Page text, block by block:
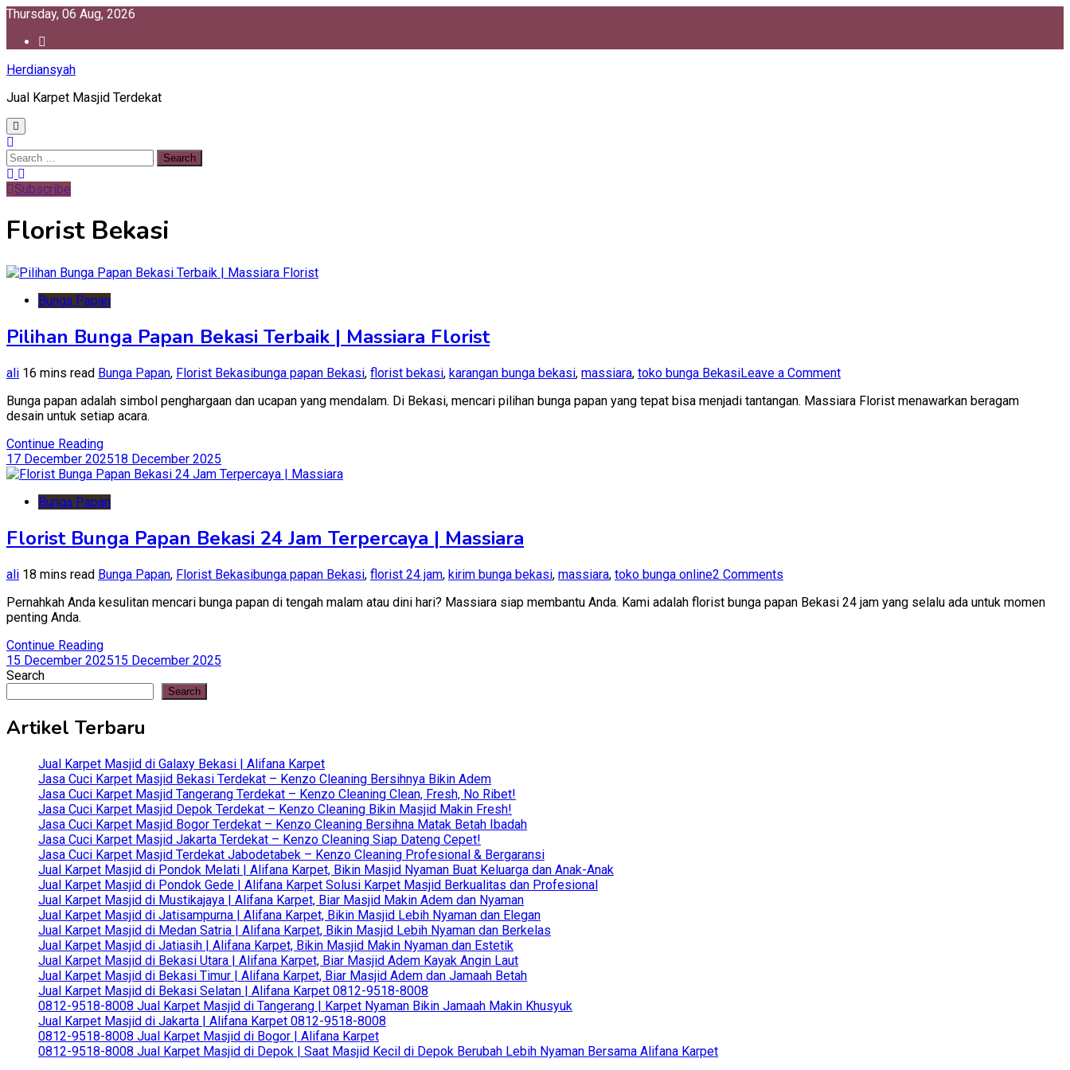
Skip
content
Thursday, 06 Aug, 2026
Herdiansyah
Jual Karpet Masjid Terdekat
Search
for:
Subscribe
Florist Bekasi
Bunga Papan
Pilihan Bunga Papan Bekasi Terbaik | Massiara Florist
ali 16 mins read Bunga Papan, Florist Bekasibunga papan Bekasi, florist bekasi, karangan bunga bekasi, massiara, toko bunga BekasiLeave a Commenton
Bunga
Bunga papan adalah simbol penghargaan dan ucapan yang mendalam. Di Bekasi, mencari pilihan bunga papan yang tepat bisa menjadi tantangan. Massiara Florist menawarkan beragam
desain untuk setiap acara.
Continue Reading
17 December 202518 December 2025
Bunga Papan
Florist Bunga Papan Bekasi 24 Jam Terpercaya | Massiara
ali 18 mins read Bunga Papan, Florist Bekasibunga papan Bekasi, florist 24 jam, kirim bunga bekasi, massiara, toko bunga online2 Comments
Bunga
Pernahkah Anda kesulitan mencari bunga papan di tengah malam atau dini hari? Massiara siap membantu Anda. Kami adalah florist bunga papan Bekasi 24 jam yang selalu ada untuk momen
penting Anda.
Continue Reading
15 December 202515 December 2025
Search
Search
Artikel Terbaru
Jual Karpet Masjid di Galaxy Bekasi | Alifana Karpet
Jasa Cuci Karpet Masjid Bekasi Terdekat – Kenzo Cleaning Bersihnya Bikin Adem
Jasa Cuci Karpet Masjid Tangerang Terdekat – Kenzo Cleaning Clean, Fresh, No Ribet!
Jasa Cuci Karpet Masjid Depok Terdekat – Kenzo Cleaning Bikin Masjid Makin Fresh!
Jasa Cuci Karpet Masjid Bogor Terdekat – Kenzo Cleaning Bersihna Matak Betah Ibadah
Jasa Cuci Karpet Masjid Jakarta Terdekat – Kenzo Cleaning Siap Dateng Cepet!
Jasa Cuci Karpet Masjid Terdekat Jabodetabek – Kenzo Cleaning Profesional & Bergaransi
Jual Karpet Masjid di Pondok Melati | Alifana Karpet, Bikin Masjid Nyaman Buat Keluarga dan Anak-Anak
Jual Karpet Masjid di Pondok Gede | Alifana Karpet Solusi Karpet Masjid Berkualitas dan Profesional
Jual Karpet Masjid di Mustikajaya | Alifana Karpet, Biar Masjid Makin Adem dan Nyaman
Jual Karpet Masjid di Jatisampurna | Alifana Karpet, Bikin Masjid Lebih Nyaman dan Elegan
Jual Karpet Masjid di Medan Satria | Alifana Karpet, Bikin Masjid Lebih Nyaman dan Berkelas
Jual Karpet Masjid di Jatiasih | Alifana Karpet, Bikin Masjid Makin Nyaman dan Estetik
Jual Karpet Masjid di Bekasi Utara | Alifana Karpet, Biar Masjid Adem Kayak Angin Laut
Jual Karpet Masjid di Bekasi Timur | Alifana Karpet, Biar Masjid Adem dan Jamaah Betah
Jual Karpet Masjid di Bekasi Selatan | Alifana Karpet 0812-9518-8008
0812-9518-8008 Jual Karpet Masjid di Tangerang | Karpet Nyaman Bikin Jamaah Makin Khusyuk
Jual Karpet Masjid di Jakarta | Alifana Karpet 0812-9518-8008
0812-9518-8008 Jual Karpet Masjid di Bogor | Alifana Karpet
0812-9518-8008 Jual Karpet Masjid di Depok | Saat Masjid Kecil di Depok Berubah Lebih Nyaman Bersama Alifana Karpet